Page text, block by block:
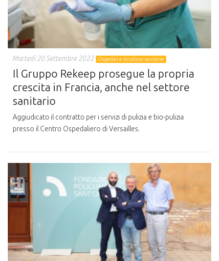
Martedì 20 Settembre 2022 Ospedali e strutture sanitarie
Il Gruppo Rekeep prosegue la propria
crescita in Francia, anche nel settore
sanitario
Aggiudicato il contratto per i servizi di pulizia e bio-pulizia
presso il Centro Ospedaliero di Versailles.